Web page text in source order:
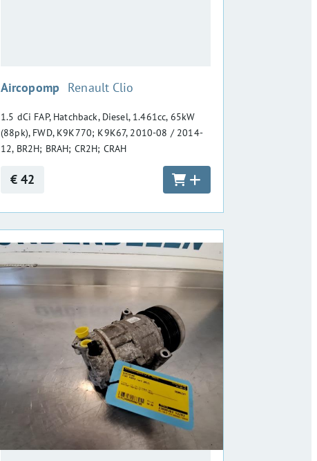
Aircopomp :Renault Clio
1.5 dCi FAP, Hatchback, Diesel, 1.461cc, 65kW
(88pk), FWD, K9K770; K9K67, 2010-08 / 2014-
12, BR2H; BRAH; CR2H; CRAH
€ 42